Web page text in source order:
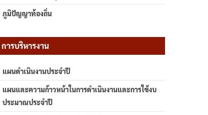
ภูมิปัญญาท้องถิ่น
การบริหารงาน
แผนดำเนินงานประจำปี
แผนและความก้าวหน้าในการดำเนินงานและการใช้งบ
ประมาณประจำปี